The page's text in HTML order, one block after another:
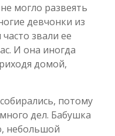
могло развеять
девчонки из
звали ее
И она иногда
домой,
потому
дел. Бабушка
небольшой